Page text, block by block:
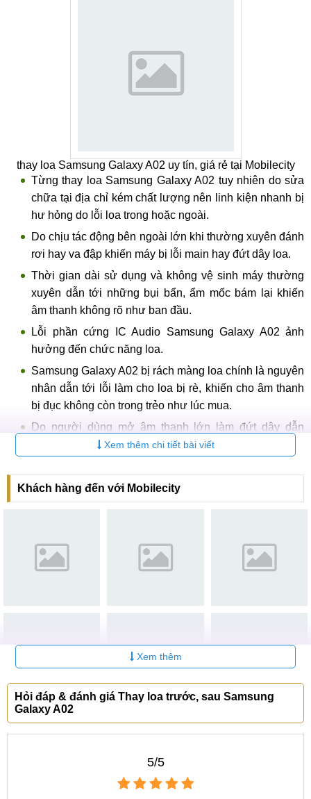
thay loa Samsung Galaxy A02 uy tín, giá rẻ tại Mobilecity
Từng thay loa Samsung Galaxy A02 tuy nhiên do sửa
chữa tại địa chỉ kém chất lượng nên linh kiện nhanh bị
hư hỏng do lỗi loa trong hoặc ngoài.
Do chịu tác động bên ngoài lớn khi thường xuyên đánh
rơi hay va đập khiến máy bị lỗi main hay đứt dây loa.
Thời gian dài sử dụng và không vệ sinh máy thường
xuyên dẫn tới những bụi bẩn, ẩm mốc bám lại khiến
âm thanh không rõ như ban đầu.
Lỗi phần cứng IC Audio Samsung Galaxy A02 ảnh
hưởng đến chức năng loa.
Samsung Galaxy A02 bị rách màng loa chính là nguyên
nhân dẫn tới lỗi làm cho loa bị rè, khiến cho âm thanh
bị đục không còn trong trẻo như lúc mua.
Do người dùng mở âm thanh lớn làm đứt dây dẫn
động, ngay lúc này bạn nên tìm cho mình một địa chỉ
Trung tâm Mobilecity có nhiều năm kinh nghiệm được nhiều
khách hàng tin dùng, tất cả các dịch vụ liên quan đến sửa
Lý do nên thay loa Samsung Galaxy A02 tại
có chuyên môn, hệ thống máy móc hiện đại hỗ trợ quá
Giá thay loa trong, loa ngoài Samsung Galaxy A02 tại
MobileCity luôn là mức giá rẻ, công khai và thường
xuyên được cập nhật.
Samsung Galaxy A02 trong phòng kỹ thuật.
Xem thêm chi tiết bài viết
Khách hàng đến với Mobilecity
Xem thêm
Hỏi đáp & đánh giá Thay loa trước, sau Samsung
Galaxy A02
5/5